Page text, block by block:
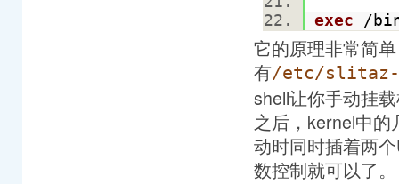
exec /
它的原理非常简
有/etc/slitaz-
shell让你手动挂
之后，kernel中
动时同时插着两
数控制就可以了。